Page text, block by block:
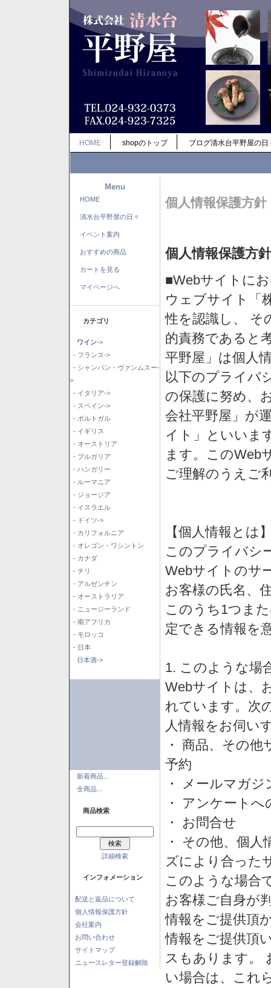
HOME shopのトップ ブログ清水台平野屋の日
Menu
HOME
清水台平野屋の日々
イベント案内
おすすめの商品
カートを見る
マイページへ
カテゴリ
ワイン->
- フランス->
- シャンパン・ヴァンムスー-
>
- イタリア->
- スペイン->
- ポルトガル
- イギリス
- オーストリア
- ブルガリア
- ハンガリー
- ルーマニア
- ジョージア
- イスラエル
- ドイツ->
- カリフォルニア
- オレゴン・ワシントン
- カナダ
- チリ
- アルゼンチン
- オーストラリア
- ニュージーランド
- 南アフリカ
- モロッコ
- 日本
日本酒->
新着商品...
全商品...
商品検索
詳細検索
インフォメーション
配送と返品について
個人情報保護方針
会社案内
お問い合わせ
サイトマップ
ニュースレター登録解除
個人情報保護方針
個人情報保護方針
■Webサイトに
ウェブサイト「
性を認識し、 そ
的責務であると
平野屋」は個人
以下のプライバ
の保護に努め、
会社平野屋」が
イト」といいま
ます。このWeb
ご理解のうえご
【個人情報とは
このプライバシ
Webサイトのサ
お客様の氏名、
このうち1つま
定できる情報を
1. このような場
Webサイトは、
れています。次
人情報をお伺い
・ 商品、その
予約
・ メールマガ
・ アンケートへ
・ お問合せ
・ その他、個
ズにより合った
このような場合
お客様ご自身が
情報をご提供頂
情報をご提供頂
スもあります。
い場合は、これ